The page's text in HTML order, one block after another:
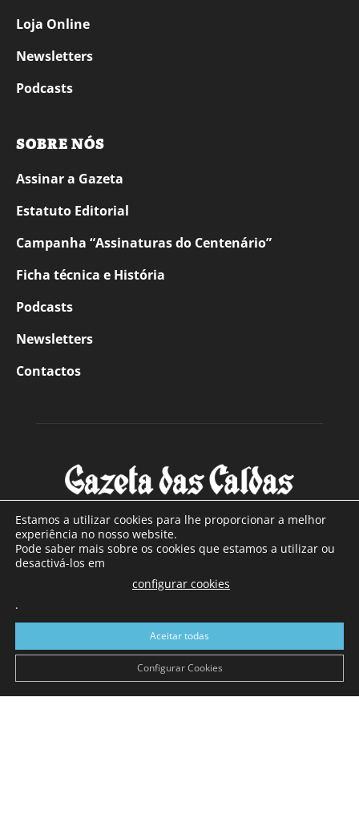
Loja Online
Newsletters
Podcasts
SOBRE NÓS
Assinar a Gazeta
Estatuto Editorial
Campanha “Assinaturas do Centenário”
Ficha técnica e História
Podcasts
Newsletters
Contactos
SOBRE NÓS
Com sede nas Caldas da Rainha e mais de 90 anos de
a sul de distrito de Leiria, com mais de 40.000 leitores por
toda a região Oeste. Jornal com distribuição em Portugal
Continental e assinatura online.
Estamos a utilizar cookies para lhe proporcionar a melhor
experiência no nosso website.
Pode saber mais sobre os cookies que estamos a utilizar ou
desactivá-los em
configurar cookies
.
Aceitar todas
Configurar Cookies